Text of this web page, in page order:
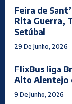
Feira de
Rita Guerra,
Setúbal
29 De Junho, 2026
FlixBus liga
Alto Alentejo
9 De Junho, 2026